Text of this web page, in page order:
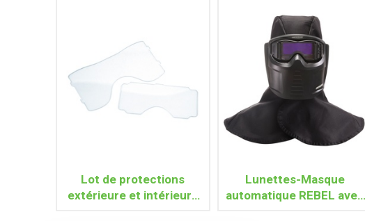
Lot de protections
extérieure et intérieure
Lunettes-Masque
automatique REBEL avec